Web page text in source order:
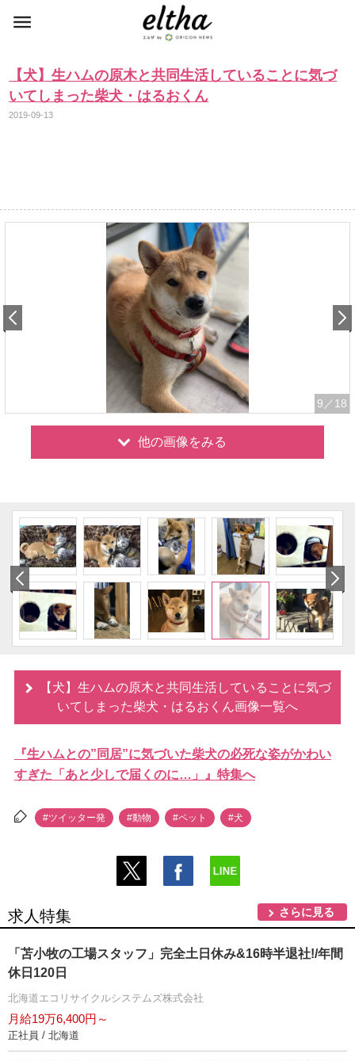
【犬】生ハムの原木と共同生活していることに気づ
いてしまった柴犬・はるおくん
2019-09-13
9 ／18
他の画像をみる
【犬】生ハムの原木と共同生活していることに気づ
いてしまった柴犬・はるおくん画像一覧へ
『生ハムとの”同居”に気づいた柴犬の必死な姿がかわい
すぎた「あと少しで届くのに…」』特集へ
#ツイッター発 #動物 #ペット #犬
求人特集 さらに見る
「苫小牧の工場スタッフ」完全土日休み&16時半退社!/年間
休日120日
北海道エコリサイクルシステムズ株式会社
月給19万6,400円～
正社員 / 北海道